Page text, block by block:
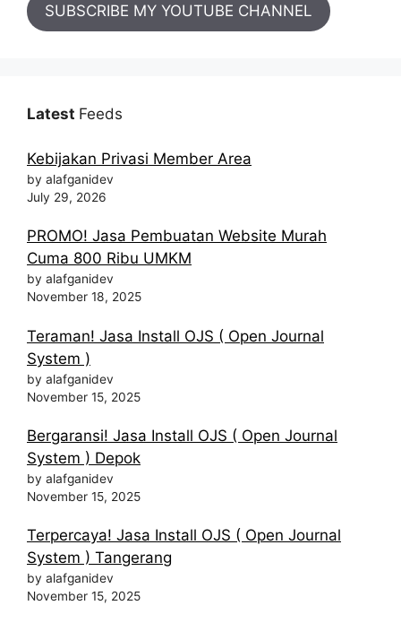
SUBSCRIBE MY YOUTUBE CHANNEL
Latest Feeds
Kebijakan Privasi Member Area
by alafganidev
July 29, 2026
PROMO! Jasa Pembuatan Website Murah
Cuma 800 Ribu UMKM
by alafganidev
November 18, 2025
Teraman! Jasa Install OJS ( Open Journal
System )
by alafganidev
November 15, 2025
Bergaransi! Jasa Install OJS ( Open Journal
System ) Depok
by alafganidev
November 15, 2025
Terpercaya! Jasa Install OJS ( Open Journal
System ) Tangerang
by alafganidev
November 15, 2025